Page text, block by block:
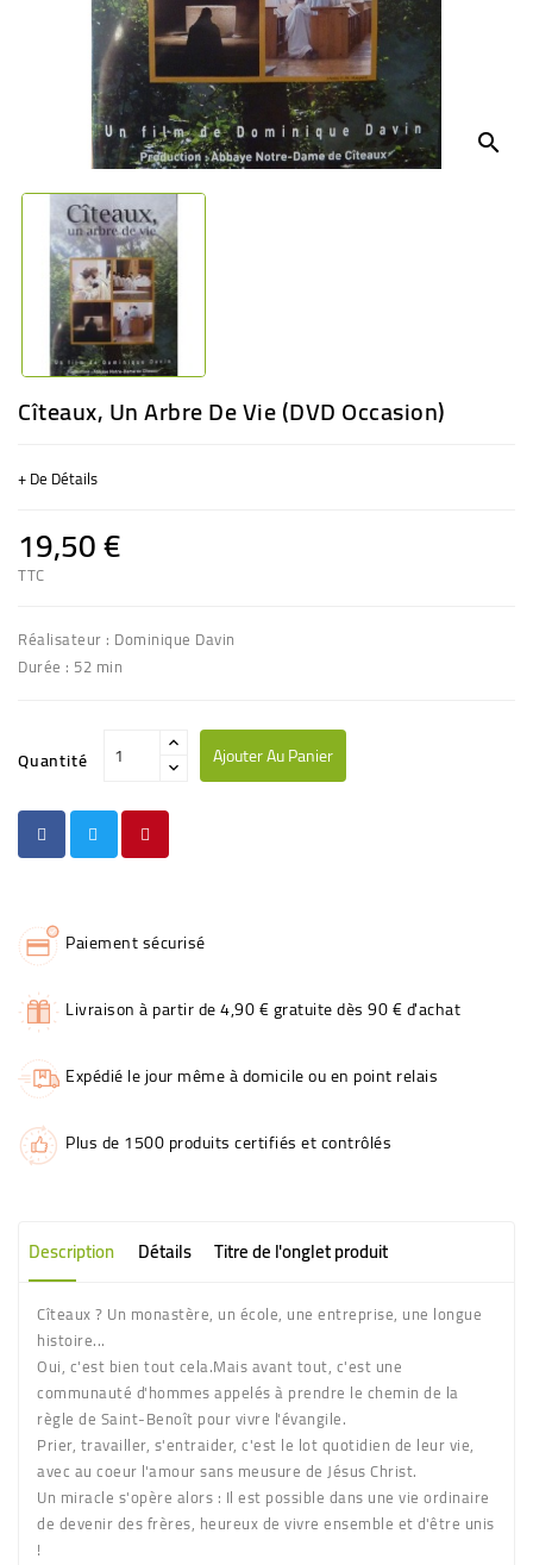
CULTUREL
search
Cîteaux, Un Arbre De Vie (DVD Occasion)
+ De Détails
19,50 €
TTC
Réalisateur : Dominique Davin
Durée : 52 min
Quantité Ajouter Au Panier
Paiement sécurisé
Livraison à partir de 4,90 € gratuite dès 90 € d'achat
Expédié le jour même à domicile ou en point relais
Plus de 1500 produits certifiés et contrôlés
Description Détails Titre de l'onglet produit
Cîteaux ? Un monastère, un école, une entreprise, une longue
histoire...
Oui, c'est bien tout cela.Mais avant tout, c'est une
communauté d'hommes appelés à prendre le chemin de la
règle de Saint-Benoît pour vivre l'évangile.
Prier, travailler, s'entraider, c'est le lot quotidien de leur vie,
avec au coeur l'amour sans meusure de Jésus Christ.
Un miracle s'opère alors : Il est possible dans une vie ordinaire
de devenir des frères, heureux de vivre ensemble et d'être unis
!